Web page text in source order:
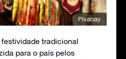
Pixabay
tradicional
para o país pelos